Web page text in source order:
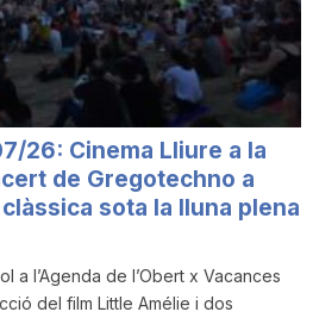
26: Cinema Lliure a la
de Gregotechno a
sota la lluna plena
a l’Agenda de l’Obert x Vacances
del film Little Amélie i dos